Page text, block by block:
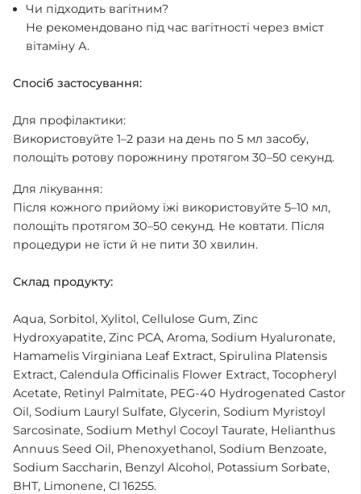
Чи підходить вагітним?
Не рекомендовано під час вагітності через вміст
вітаміну А.
Спосіб застосування:
Для профілактики:
Використовуйте 1–2 рази на день по 5 мл засобу,
полощіть ротову порожнину протягом 30–50 секунд.
Для лікування:
Після кожного прийому їжі використовуйте 5–10 мл,
полощіть протягом 30–50 секунд. Не ковтати. Після
процедури не їсти й не пити 30 хвилин.
Склад продукту:
Aqua, Sorbitol, Xylitol, Cellulose Gum, Zinc
Hydroxyapatite, Zinc PCA, Aroma, Sodium Hyaluronate,
Hamamelis Virginiana Leaf Extract, Spirulina Platensis
Extract, Calendula Officinalis Flower Extract, Tocopheryl
Acetate, Retinyl Palmitate, PEG-40 Hydrogenated Castor
Oil, Sodium Lauryl Sulfate, Glycerin, Sodium Myristoyl
Sarcosinate, Sodium Methyl Cocoyl Taurate, Helianthus
Annuus Seed Oil, Phenoxyethanol, Sodium Benzoate,
Sodium Saccharin, Benzyl Alcohol, Potassium Sorbate,
BHT, Limonene, CI 16255.